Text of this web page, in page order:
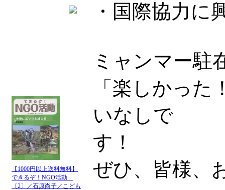
【1000円以上送料無料】
できるぞ！NGO活動
〔2〕／石原尚子／こども
・国際協力に
ミャンマー駐
「楽しかっ
いなしで
ぜひ、皆様、